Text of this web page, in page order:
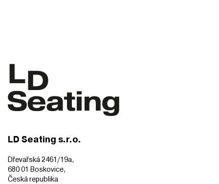
LD Seating s.r.o.
Dřevařská 2461/19a,
680 01 Boskovice,
Česká republika